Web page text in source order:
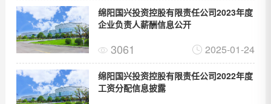
绵阳国兴投资控股有限责任公司2023年度
企业负责人薪酬信息公开
3061 2025-01-24
绵阳国兴投资控股有限责任公司2022年度
工资分配信息披露